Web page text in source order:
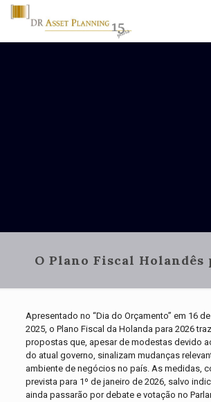
O Plano Fiscal Holandês
Apresentado no “Dia do Orçamento” em 16
2025, o Plano Fiscal da Holanda para 2026
propostas que, apesar de modestas devido
do atual governo, sinalizam mudanças
ambiente de negócios no país. As medidas,
prevista para 1º de janeiro de 2026, salvo
ainda passarão por debate e votação no